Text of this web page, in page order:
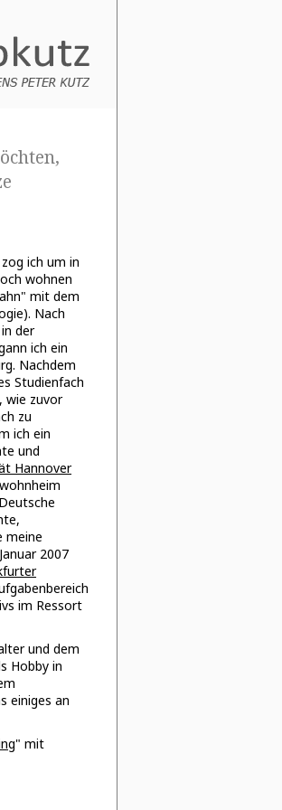
ich um in
wohnen
mit dem
Nach
der
ich ein
Nachdem
Studienfach
wie zuvor
zu
ich ein
und
Hannover
meine
2007
im Ressort
und dem
Hobby in
einiges an
" mit